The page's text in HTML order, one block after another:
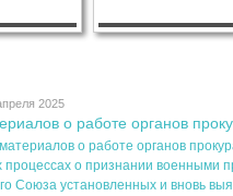
2025
о работе органов
о работе органов
процессах о признании военными
Союза установленных и вновь